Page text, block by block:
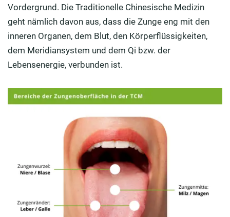
Vordergrund. Die Traditionelle Chinesische Medizin
geht nämlich davon aus, dass die Zunge eng mit den
inneren Organen, dem Blut, den Körperflüssigkeiten,
dem Meridiansystem und dem Qi bzw. der
Lebensenergie, verbunden ist.